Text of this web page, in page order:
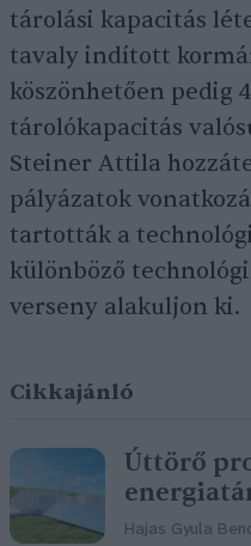
tárolási kapacitás
tavaly indított
köszönhetően pedig
tárolókapacitás
Steiner Attila
pályázatok
tartották a
különböző
verseny alakuljon ki.
Cikkajánló
Úttörő
Hajas Gyula